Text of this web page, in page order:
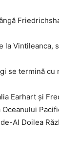
la Vintileanca,
se termină cu
Earhart și
Al Doilea